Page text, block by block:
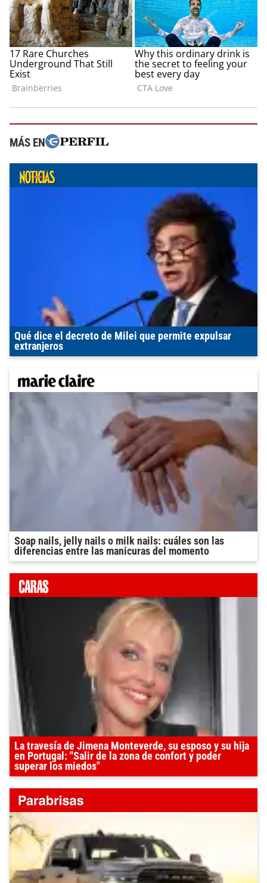
MÁS EN
Qué dice el decreto de Milei que permite expulsar
extranjeros
Soap nails, jelly nails o milk nails: cuáles son las
diferencias entre las manicuras del momento
La travesía de Jimena Monteverde, su esposo y su hija
en Portugal: "Salir de la zona de confort y poder
superar los miedos"